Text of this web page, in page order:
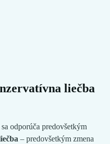
liečba
odporúča predovšetkým
– predovšetkým zmena